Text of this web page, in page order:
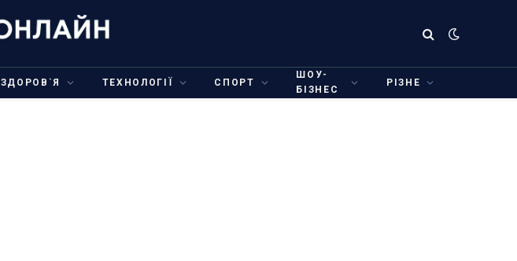
ЗДОРОВ`Я ТЕХНОЛОГІЇ СПОРТ
ШОУ-
БІЗНЕС
РІЗНЕ